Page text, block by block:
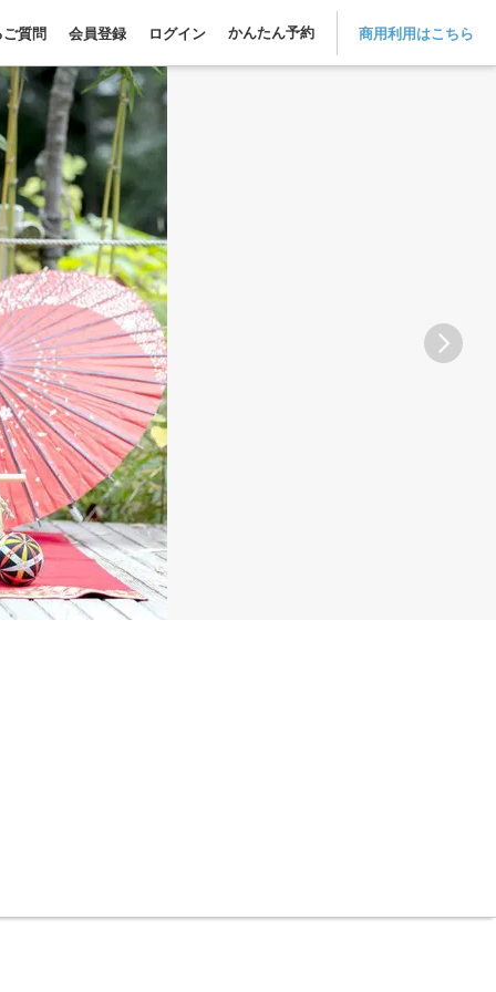
ご質問 会員登録 ログイン かんたん予約 商用利用はこちら